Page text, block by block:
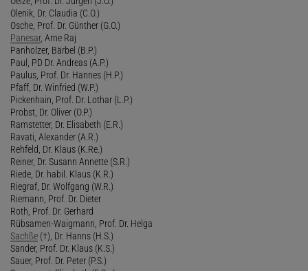
Olenik, Dr. Claudia (C.O.)
Osche, Prof. Dr. Günther (G.O.)
Panesar, Arne Raj
Panholzer, Bärbel (B.P.)
Paul, PD Dr. Andreas (A.P.)
Paulus, Prof. Dr. Hannes (H.P.)
Pfaff, Dr. Winfried (W.P.)
Pickenhain, Prof. Dr. Lothar (L.P.)
Probst, Dr. Oliver (O.P.)
Ramstetter, Dr. Elisabeth (E.R.)
Ravati, Alexander (A.R.)
Rehfeld, Dr. Klaus (K.Re.)
Reiner, Dr. Susann Annette (S.R.)
Riede, Dr. habil. Klaus (K.R.)
Riegraf, Dr. Wolfgang (W.R.)
Riemann, Prof. Dr. Dieter
Roth, Prof. Dr. Gerhard
Rübsamen-Waigmann, Prof. Dr. Helga
Sachße (†), Dr. Hanns (H.S.)
Sander, Prof. Dr. Klaus (K.S.)
Sauer, Prof. Dr. Peter (P.S.)